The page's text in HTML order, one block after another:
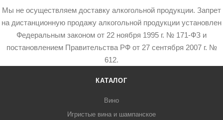
Мы не осуществляем доставку алкогольной продукции. Запрет
на дистанционную продажу алкогольной продукции установлен
Федеральным законом от 22 ноября 1995 г. № 171-ФЗ и
постановлением Правительства РФ от 27 сентября 2007 г. №
612.
КАТАЛОГ
Вино
Игристые вина и шампанское